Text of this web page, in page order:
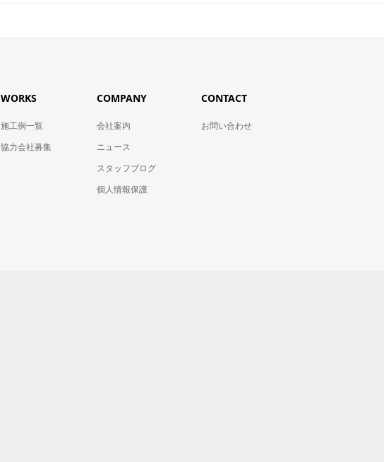
WORKS
施工例一覧
協力会社募集
COMPANY
会社案内
ニュース
スタッフブログ
個人情報保護
CONTACT
お問い合わせ